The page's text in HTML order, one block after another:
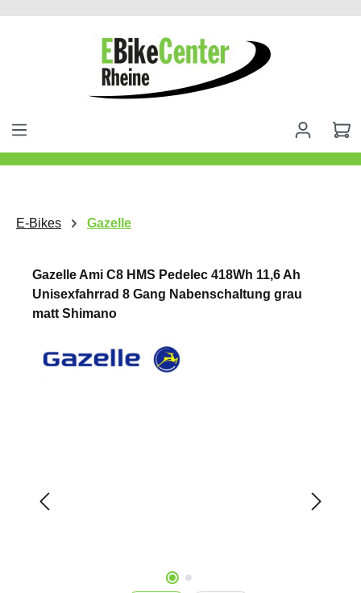
springen
E-Bikes Gazelle
Gazelle Ami C8 HMS Pedelec 418Wh 11,6 Ah
Unisexfahrrad 8 Gang Nabenschaltung grau
matt Shimano